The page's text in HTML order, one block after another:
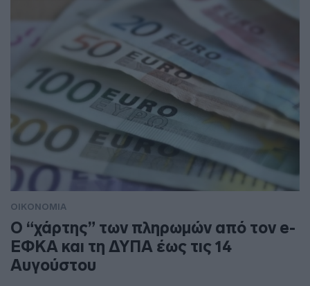
ΟΙΚΟΝΟΜΙΑ
Ο “χάρτης” των πληρωμών από τον e-
ΕΦΚΑ και τη ΔΥΠΑ έως τις 14
Αυγούστου